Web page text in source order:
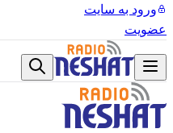
ورود به سایت
عضویت